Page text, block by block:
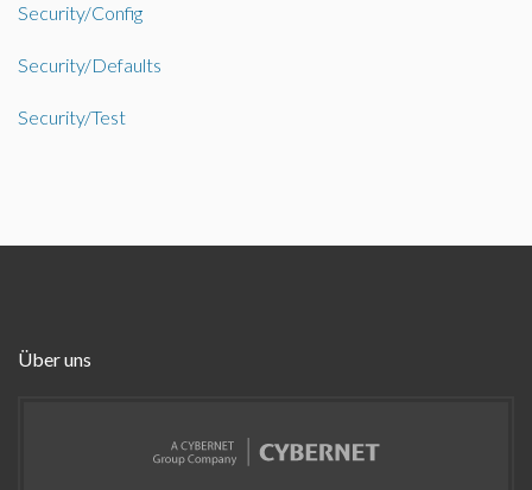
Security/Config
Security/Defaults
Security/Test
Über uns